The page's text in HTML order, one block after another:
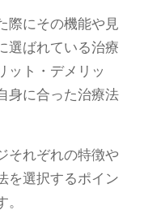
際にその機能や見
選ばれている治療
ット・デメリッ
身に合った治療法
それぞれの特徴や
を選択するポイン